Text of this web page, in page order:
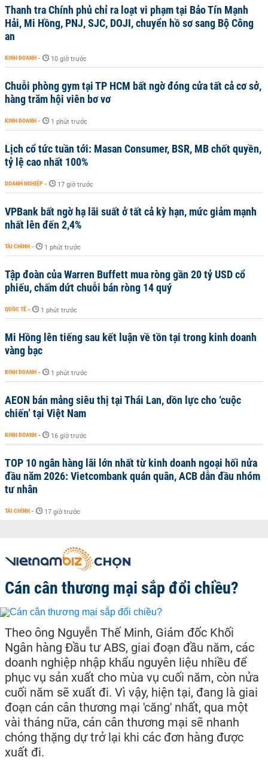
Thanh tra Chính phủ chỉ ra loạt vi phạm tại Bảo Tín Mạnh
Hải, Mi Hồng, PNJ, SJC, DOJI, chuyển hồ sơ sang Bộ Công
an
KINH DOANH - 10 giờ trước
Chuỗi phòng gym tại TP HCM bất ngờ đóng cửa tất cả cơ sở,
hàng trăm hội viên bơ vơ
KINH DOANH - 1 phút trước
Lịch cổ tức tuần tới: Masan Consumer, BSR, MB chốt quyền,
tỷ lệ cao nhất 100%
DOANH NGHIỆP - 17 giờ trước
VPBank bất ngờ hạ lãi suất ở tất cả kỳ hạn, mức giảm mạnh
nhất lên đến 2,4%
TÀI CHÍNH - 1 phút trước
Tập đoàn của Warren Buffett mua ròng gần 20 tỷ USD cổ
phiếu, chấm dứt chuỗi bán ròng 14 quý
QUỐC TẾ - 1 phút trước
Mi Hồng lên tiếng sau kết luận về tồn tại trong kinh doanh
vàng bạc
KINH DOANH - 1 phút trước
AEON bán mảng siêu thị tại Thái Lan, dồn lực cho ‘cuộc
chiến’ tại Việt Nam
KINH DOANH - 16 giờ trước
TOP 10 ngân hàng lãi lớn nhất từ kinh doanh ngoại hối nửa
đầu năm 2026: Vietcombank quán quân, ACB dẫn đầu nhóm
tư nhân
TÀI CHÍNH - 17 giờ trước
Cán cân thương mại sắp đổi chiều?
Theo ông Nguyễn Thế Minh, Giám đốc Khối
Ngân hàng Đầu tư ABS, giai đoạn đầu năm, các
doanh nghiệp nhập khẩu nguyên liệu nhiều để
phục vụ sản xuất cho mùa vụ cuối năm, còn nửa
cuối năm sẽ xuất đi. Vì vậy, hiện tại, đang là giai
đoạn cán cân thương mại 'căng' nhất, qua một
vài tháng nữa, cán cân thương mại sẽ nhanh
chóng thặng dự trở lại khi các đơn hàng được
xuất đi.